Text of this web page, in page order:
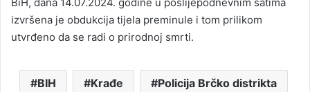
BiH, dana 14.07.2024. godine u poslijepodnevnim satima
izvršena je obdukcija tijela preminule i tom prilikom
utvrđeno da se radi o prirodnoj smrti.
BIH Krađe Policija Brčko distrikta